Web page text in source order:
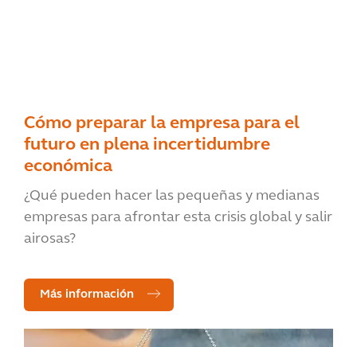
Cómo preparar la empresa para el
futuro en plena incertidumbre
económica
¿Qué pueden hacer las pequeñas y medianas
empresas para afrontar esta crisis global y salir
airosas?
Más información